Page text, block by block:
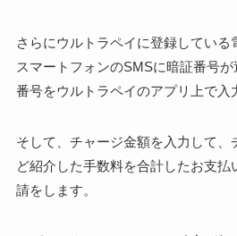
さらにウルトラペイに登録している
スマートフォンのSMSに暗証番号
番号をウルトラペイのアプリ上で入
そして、チャージ金額を入力して、
ど紹介した手数料を合計したお支払
請をします。